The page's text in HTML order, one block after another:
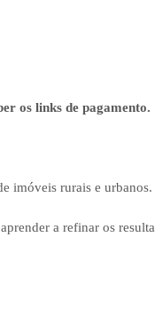
os links de pagamento.
imóveis rurais e urbanos.
a refinar os